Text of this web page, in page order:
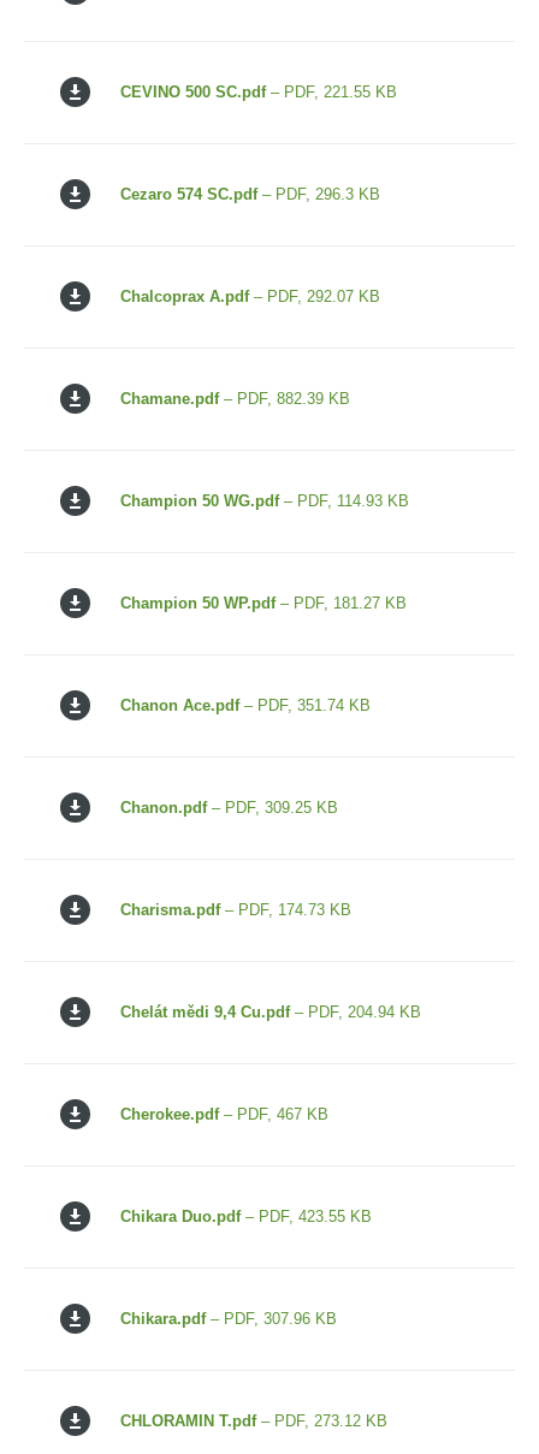
CEVINO 500 SC.pdf– PDF, 221.55 KB
Cezaro 574 SC.pdf– PDF, 296.3 KB
Chalcoprax A.pdf– PDF, 292.07 KB
Chamane.pdf– PDF, 882.39 KB
Champion 50 WG.pdf– PDF, 114.93 KB
Champion 50 WP.pdf– PDF, 181.27 KB
Chanon Ace.pdf– PDF, 351.74 KB
Chanon.pdf– PDF, 309.25 KB
Charisma.pdf– PDF, 174.73 KB
Chelát mědi 9,4 Cu.pdf– PDF, 204.94 KB
Cherokee.pdf– PDF, 467 KB
Chikara Duo.pdf– PDF, 423.55 KB
Chikara.pdf– PDF, 307.96 KB
CHLORAMIN T.pdf– PDF, 273.12 KB